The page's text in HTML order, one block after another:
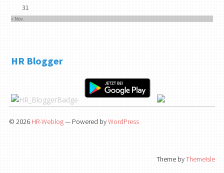
31
« Nov.
HR Blogger
© 2026 HR-Weblog— Powered byWordPress
Theme byThemeIsle